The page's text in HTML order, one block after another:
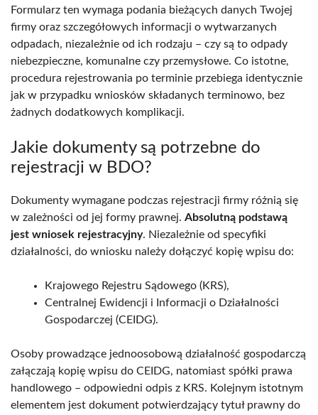
Formularz ten wymaga podania bieżących danych Twojej
firmy oraz szczegółowych informacji o wytwarzanych
odpadach, niezależnie od ich rodzaju – czy są to odpady
niebezpieczne, komunalne czy przemysłowe. Co istotne,
procedura rejestrowania po terminie przebiega identycznie
jak w przypadku wniosków składanych terminowo, bez
żadnych dodatkowych komplikacji.
Jakie dokumenty są potrzebne do
rejestracji w BDO?
Dokumenty wymagane podczas rejestracji firmy różnią się
w zależności od jej formy prawnej. Absolutną podstawą
jest wniosek rejestracyjny. Niezależnie od specyfiki
działalności, do wniosku należy dołączyć kopię wpisu do:
Krajowego Rejestru Sądowego (KRS),
Centralnej Ewidencji i Informacji o Działalności
Gospodarczej (CEIDG).
Osoby prowadzące jednoosobową działalność gospodarczą
załączają kopię wpisu do CEIDG, natomiast spółki prawa
handlowego – odpowiedni odpis z KRS. Kolejnym istotnym
elementem jest dokument potwierdzający tytuł prawny do